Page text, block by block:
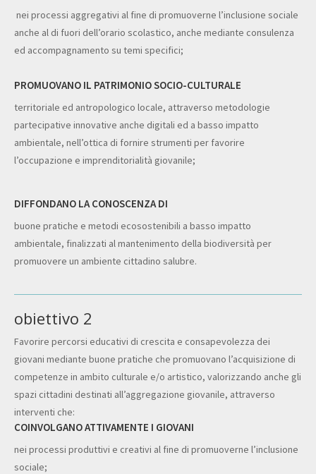
nei processi aggregativi al fine di promuoverne l’inclusione sociale
anche al di fuori dell’orario scolastico, anche mediante consulenza
ed accompagnamento su temi specifici;
PROMUOVANO IL PATRIMONIO SOCIO-CULTURALE
territoriale ed antropologico locale, attraverso metodologie
partecipative innovative anche digitali ed a basso impatto
ambientale, nell’ottica di fornire strumenti per favorire
l’occupazione e imprenditorialità giovanile;
DIFFONDANO LA CONOSCENZA DI
buone pratiche e metodi ecosostenibili a basso impatto
ambientale, finalizzati al mantenimento della biodiversità per
promuovere un ambiente cittadino salubre.
obiettivo 2
Favorire percorsi educativi di crescita e consapevolezza dei
giovani mediante buone pratiche che promuovano l’acquisizione di
competenze in ambito culturale e/o artistico, valorizzando anche gli
spazi cittadini destinati all’aggregazione giovanile, attraverso
interventi che:
COINVOLGANO ATTIVAMENTE I GIOVANI
nei processi produttivi e creativi al fine di promuoverne l’inclusione
sociale;